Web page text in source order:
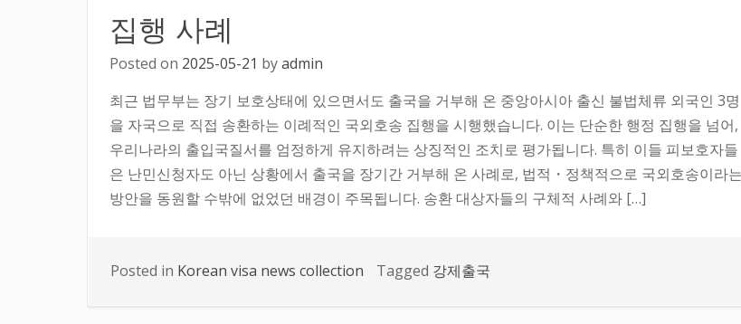
집행 사례
Posted on 2025-05-21 byadmin
최근 법무부는 장기 보호상태에 있으면서도 출국을 거부해 온 중앙아시아 출신 불법체류 외국인 3명
을 자국으로 직접 송환하는 이례적인 국외호송 집행을 시행했습니다. 이는 단순한 행정 집행을 넘어,
우리나라의 출입국질서를 엄정하게 유지하려는 상징적인 조치로 평가됩니다. 특히 이들 피보호자들
은 난민신청자도 아닌 상황에서 출국을 장기간 거부해 온 사례로, 법적・정책적으로 국외호송이라는
방안을 동원할 수밖에 없었던 배경이 주목됩니다. 송환 대상자들의 구체적 사례와 […]
Posted in Korean visa news collection Tagged 강제출국